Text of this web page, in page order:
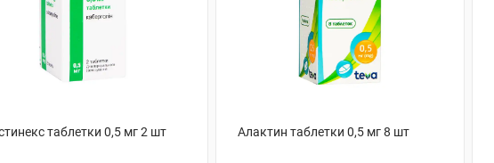
таблетки 0,5 мг 2 шт Алактин таблетки 0,5 мг 8 шт